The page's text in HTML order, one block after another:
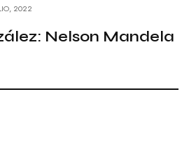
2022
Nelson Mandela